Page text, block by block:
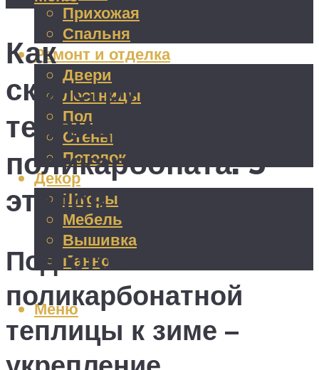
Прихожая
Спальня
Ремонт и отделка
Двери
Лестницы
Пол
Стены
Потолок
Декор
Шторы
Мебель
Вышивка
Панно
Меню
Как
сконструировать
теплицу из
поликарбоната: 5
этапов
Подготовка
поликарбонатной
теплицы к зиме –